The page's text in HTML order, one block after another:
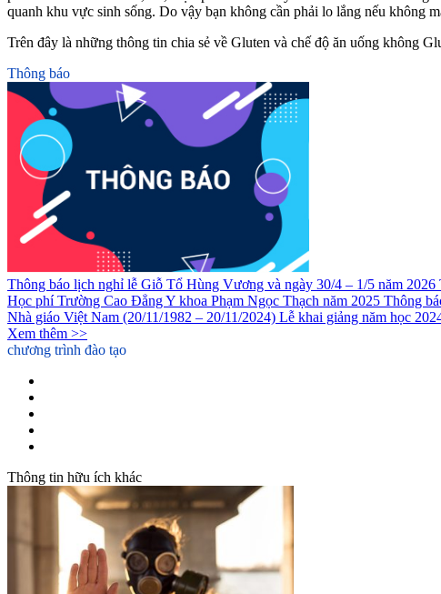
quanh khu vực sinh sống. Do vậy bạn không cần phải lo lắng nếu không
Trên đây là những thông tin chia sẻ về Gluten và chế độ ăn uống không
Thông báo
Thông báo lịch nghỉ lễ Giỗ Tổ Hùng Vương và ngày 30/4 – 1/5 năm 2026
Học phí Trường Cao Đẳng Y khoa Phạm Ngọc Thạch năm 2025 Thông
Nhà giáo Việt Nam (20/11/1982 – 20/11/2024) Lễ khai giảng năm học
Xem thêm >>
chương trình đào tạo
Thông tin hữu ích khác